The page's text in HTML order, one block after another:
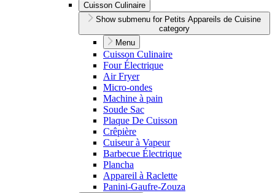
Cuisson Culinaire
Show submenu for Petits Appareils de Cuisine
category
Menu
Cuisson Culinaire
Four Électrique
Air Fryer
Micro-ondes
Machine à pain
Soude Sac
Plaque De Cuisson
Crêpière
Cuiseur à Vapeur
Barbecue Électrique
Plancha
Appareil à Raclette
Panini-Gaufre-Zouza